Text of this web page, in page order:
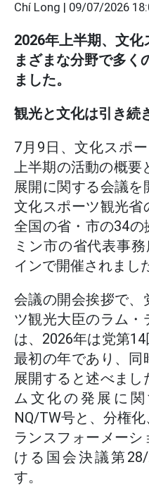
Chí Long | 09/07/2026
2026年上半期、文化
まざまな分野で多く
ました。
観光と文化は引き続
7月9日、文化スポ
上半期の活動の概要
展開に関する会議を
文化スポーツ観光省
全国の省・市の34
ミン市の省代表事
インで開催されまし
会議の開会挨拶で、
ツ観光大臣のラム・
は、2026年は党第
最初の年であり、同
展開すると述べま
ム文化の発展に
NQ/TW号と、分権
ランスフォーメー
ける国会決議第
す。